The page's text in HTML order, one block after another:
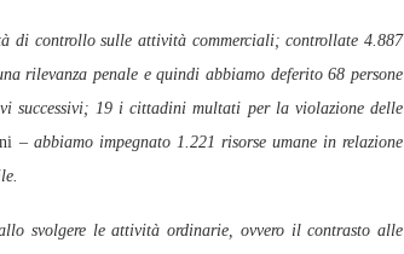
di controllo sulle attività commerciali; controllate 4.887
rilevanza penale e quindi abbiamo deferito 68 persone
successivi; 19 i cittadini multati per la violazione delle
–abbiamo impegnato 1.221 risorse umane in relazione
svolgere le attività ordinarie, ovvero il contrasto alle